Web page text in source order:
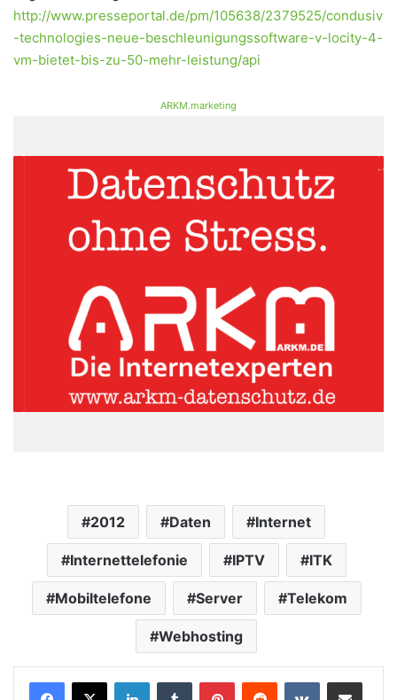
http://www.presseportal.de/pm/105638/2379525/condusiv
-technologies-neue-beschleunigungssoftware-v-locity-4-
vm-bietet-bis-zu-50-mehr-leistung/api
ARKM.marketing
2012 Daten Internet
Internettelefonie IPTV ITK
Mobiltelefone Server Telekom
Webhosting